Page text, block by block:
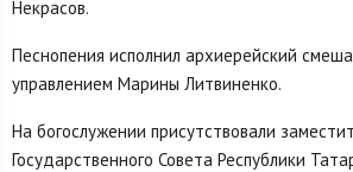
Некрасов.
Песнопения исполнил архиерейский
управлением Марины Литвиненко.
На богослужении присутствовали
Государственного Совета Республики